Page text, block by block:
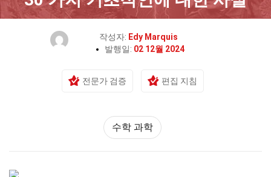
작성자: Edy Marquis
발행일: 02 12월 2024
전문가 검증 편집 지침
수학 과학